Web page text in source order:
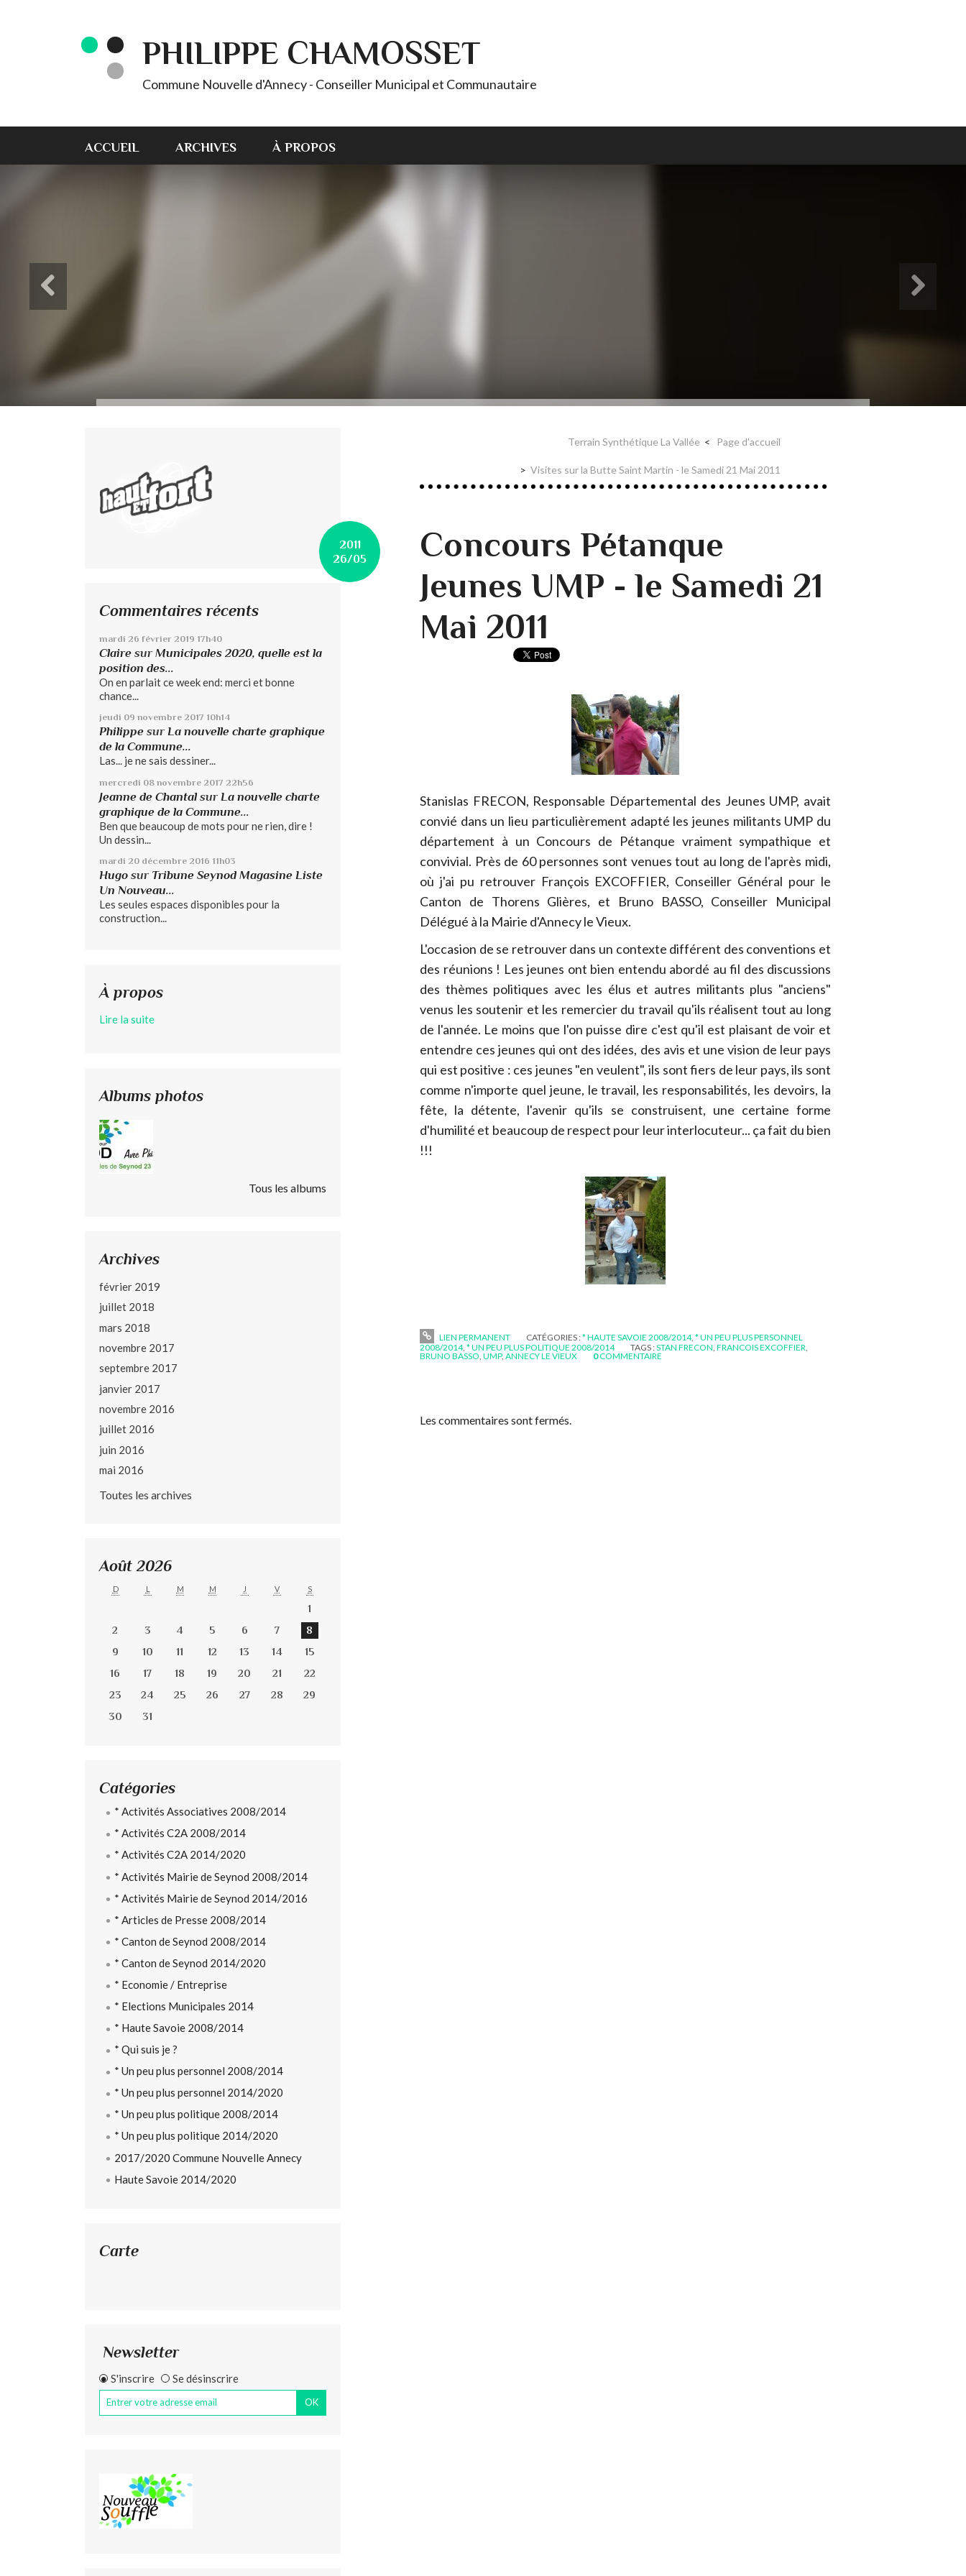
PHILIPPE CHAMOSSET
Commune Nouvelle d'Annecy - Conseiller Municipal et Communautaire
ACCUEIL ARCHIVES À PROPOS
Commentaires récents
mardi 26 février 2019 17h40
Claire surMunicipales 2020, quelle est la
position des...
On en parlait ce week end: merci et bonne
chance...
jeudi 09 novembre 2017 10h14
Philippe sur La nouvelle charte graphique
de la Commune...
Las... je ne sais dessiner...
mercredi 08 novembre 2017 22h56
Jeanne de Chantalsur La nouvelle charte
graphique de la Commune...
Ben que beaucoup de mots pour ne rien, dire !
Un dessin...
mardi 20 décembre 2016 11h03
Hugo sur Tribune Seynod Magasine Liste
Un Nouveau...
Les seules espaces disponibles pour la
construction...
À propos
Lire la suite
Albums photos
Tous les albums
Archives
février 2019
juillet 2018
mars 2018
novembre 2017
septembre 2017
janvier 2017
novembre 2016
juillet 2016
juin 2016
mai 2016
Toutes les archives
Août 2026
D L M M J V S
1
2
3 4 5 6 7
8
9
10 11 12 13 14
15
16
17 18 19 20 21
22
23
24 25 26 27 28
29
30
31
Catégories
* Activités Associatives 2008/2014
* Activités C2A 2008/2014
* Activités C2A 2014/2020
* Activités Mairie de Seynod 2008/2014
* Activités Mairie de Seynod 2014/2016
* Articles de Presse 2008/2014
* Canton de Seynod 2008/2014
* Canton de Seynod 2014/2020
* Economie / Entreprise
* Elections Municipales 2014
* Haute Savoie 2008/2014
* Qui suis je ?
* Un peu plus personnel 2008/2014
* Un peu plus personnel 2014/2020
* Un peu plus politique 2008/2014
* Un peu plus politique 2014/2020
2017/2020 Commune Nouvelle Annecy
Haute Savoie 2014/2020
Carte
Newsletter
S'inscrire Se désinscrire
Terrain Synthétique La Vallée Page d'accueil
Visites sur la Butte Saint Martin - le Samedi 21 Mai 2011
2011
26/05
Concours Pétanque
Jeunes UMP - le Samedi 21
Mai 2011
Stanislas FRECON, Responsable Départemental des Jeunes UMP, avait
convié dans un lieu particulièrement adapté les jeunes militants UMP du
département à un Concours de Pétanque vraiment sympathique et
convivial. Près de 60 personnes sont venues tout au long de l'après midi,
où j'ai pu retrouver François EXCOFFIER, Conseiller Général pour le
Canton de Thorens Glières, et Bruno BASSO, Conseiller Municipal
Délégué à la Mairie d'Annecy le Vieux.
L'occasion de se retrouver dans un contexte différent des conventions et
des réunions ! Les jeunes ont bien entendu abordé au fil des discussions
des thèmes politiques avec les élus et autres militants plus "anciens"
venus les soutenir et les remercier du travail qu'ils réalisent tout au long
de l'année. Le moins que l'on puisse dire c'est qu'il est plaisant de voir et
entendre ces jeunes qui ont des idées, des avis et une vision de leur pays
qui est positive : ces jeunes "en veulent", ils sont fiers de leur pays, ils sont
comme n'importe quel jeune, le travail, les responsabilités, les devoirs, la
fête, la détente, l'avenir qu'ils se construisent, une certaine forme
d'humilité et beaucoup de respect pour leur interlocuteur... ça fait du bien
!!!
LIEN PERMANENT CATÉGORIES :* HAUTE SAVOIE 2008/2014, * UN PEU PLUS PERSONNEL
2008/2014, * UN PEU PLUS POLITIQUE 2008/2014 TAGS :STAN FRECON, FRANCOIS EXCOFFIER,
BRUNO BASSO, UMP, ANNECY LE VIEUX 0COMMENTAIRE
Les commentaires sont fermés.